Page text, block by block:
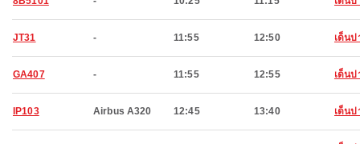
JT31 - 11:55 12:50 เด็นป
GA407 - 11:55 12:55 เด็นป
IP103 Airbus A320 12:45 13:40 เด็นป